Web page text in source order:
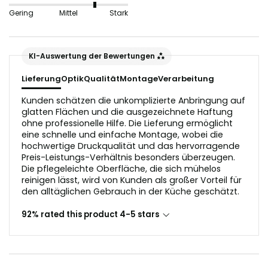
nicht geeignet, da sie die Lichtreflektion in der
Der Untergrund sollte vor dem Anbringen staub- und
Gering Mittel Stark
KI-Auswertung der Bewertungen
LieferungOptikQualitätMontageVerarbeitung
Kunden schätzen die unkomplizierte Anbringung auf
glatten Flächen und die ausgezeichnete Haftung
ohne professionelle Hilfe. Die Lieferung ermöglicht
eine schnelle und einfache Montage, wobei die
hochwertige Druckqualität und das hervorragende
Preis-Leistungs-Verhältnis besonders überzeugen.
Die pflegeleichte Oberfläche, die sich mühelos
reinigen lässt, wird von Kunden als großer Vorteil für
den alltäglichen Gebrauch in der Küche geschätzt.
92% rated this product 4-5 stars